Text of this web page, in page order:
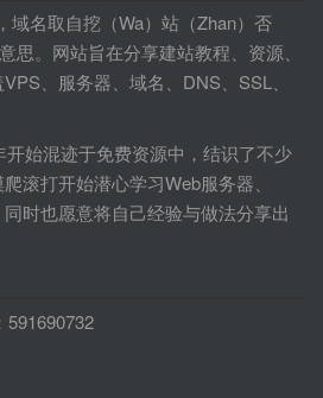
域名取自挖（Wa）站（Zhan）否
思。网站旨在分享建站教程、资源、
、服务器、域名、DNS、SSL、
开始混迹于免费资源中，结识了不少
滚打开始潜心学习Web服务器、
时也愿意将自己经验与做法分享出
591690732